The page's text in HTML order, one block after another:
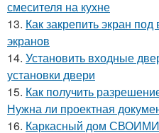
смесителя на кухне
13. Как закрепить экран
экранов
14. Установить входные
установки двери
15. Как получить
Нужна ли проектная
16. Каркасный дом СВОИМИ